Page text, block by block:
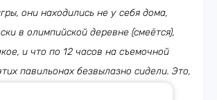
они находились не у себя дома,
в олимпийской деревне (смеётся),
и что по 12 часов на съемочной
павильонах безвылазно сидели. Это,
труд!